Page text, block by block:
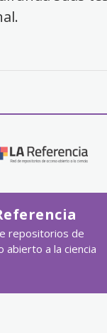
repositorios de
abierto a la ciencia